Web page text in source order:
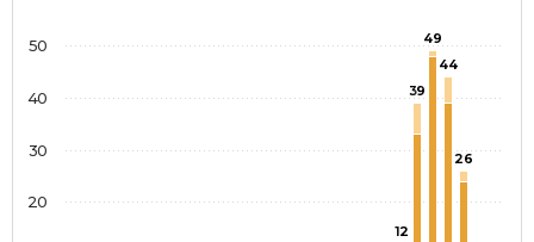
12
39
49
44
26
20
30
40
50